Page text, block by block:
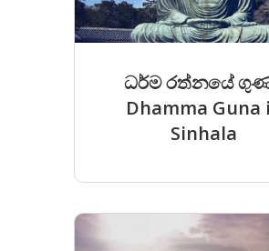
ධර්ම රත්නයේ ගුණ
Dhamma Guna
Sinhala